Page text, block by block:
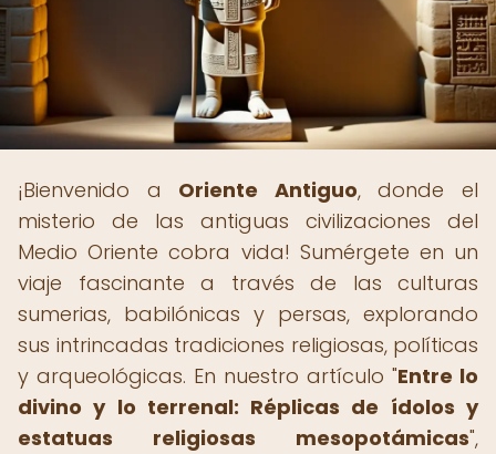
¡Bienvenido a Oriente Antiguo, donde el
misterio de las antiguas civilizaciones del
Medio Oriente cobra vida! Sumérgete en un
viaje fascinante a través de las culturas
sumerias, babilónicas y persas, explorando
sus intrincadas tradiciones religiosas, políticas
y arqueológicas. En nuestro artículo "Entre lo
divino y lo terrenal: Réplicas de ídolos y
estatuas religiosas mesopotámicas",